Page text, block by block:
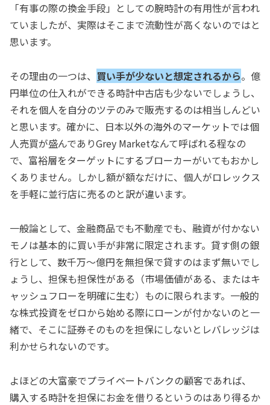
「有事の際の換金手段」としての腕時計の有用性が言われ
ていましたが、実際はそこまで流動性が高くないのではと
思います。
その理由の一つは、 買い手が少ないと想定されるから。億
円単位の仕入れができる時計中古店も少ないでしょうし、
それを個人を自分のツテのみで販売するのは相当しんどい
と思います。確かに、日本以外の海外のマーケットでは個
人売買が盛んでありGrey Marketなんて呼ばれる程なの
で、富裕層をターゲットにするブローカーがいてもおかし
くありません。しかし額が額なだけに、個人がロレックス
を手軽に並行店に売るのと訳が違います。
一般論として、金融商品でも不動産でも、融資が付かない
モノは基本的に買い手が非常に限定されます。貸す側の銀
行として、数千万～億円を無担保で貸すのはまず無いでし
ょうし、担保も担保性がある（市場価値がある、またはキ
ャッシュフローを明確に生む）ものに限られます。一般的
な株式投資をゼロから始める際にローンが付かないのと一
緒で、そこに証券そのものを担保にしないとレバレッジは
利かせられないのです。
よほどの大富豪でプライベートバンクの顧客であれば、
購入する時計を担保にお金を借りるというのはあり得るか